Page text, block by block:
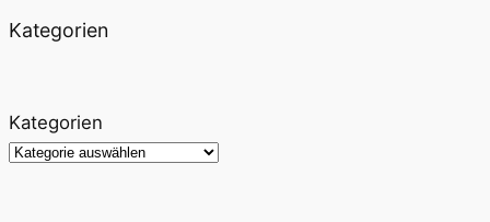
Kategorien
Kategorien